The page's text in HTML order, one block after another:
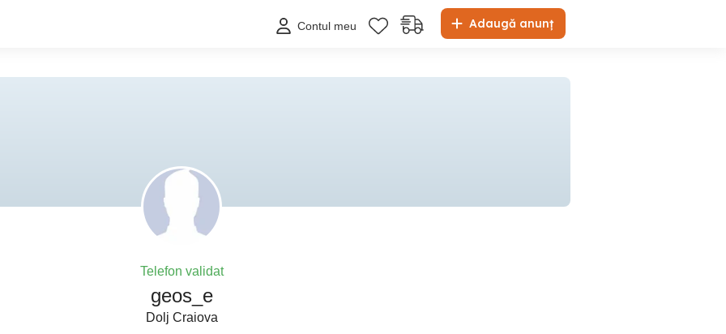
Adaugă anunț
Contul meu
Telefon validat
geos_e
Dolj Craiova